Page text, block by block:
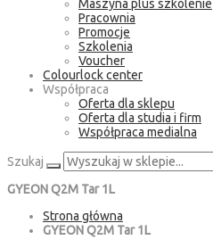
Maszyna plus szkolenie
Pracownia
Promocje
Szkolenia
Voucher
Colourlock center
Współpraca
Oferta dla sklepu
Oferta dla studia i firm
Współpraca medialna
Szukaj
GYEON Q2M Tar 1L
Strona główna
GYEON Q2M Tar 1L